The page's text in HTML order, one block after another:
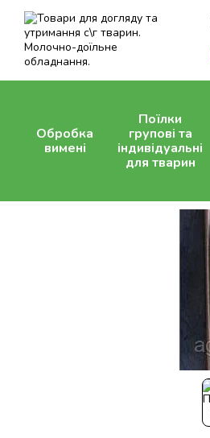
Перейти до основного контенту
Обробка
вимені
Поїлки
групові та
індивідуальні
для тварин